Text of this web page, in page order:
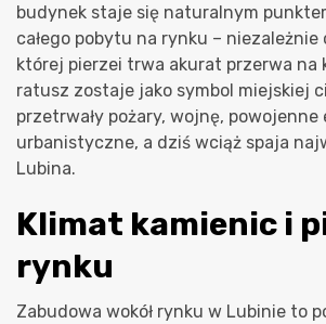
budynek staje się naturalnym
całego pobytu na rynku –
której pierzei trwa akurat przerwa na
ratusz zostaje jako symbol miejskiej
przetrwały pożary, wojnę,
urbanistyczne, a dziś wciąż spaja
Lubina.
Klimat kamienic i
rynku
Zabudowa wokół rynku w Lubinie to